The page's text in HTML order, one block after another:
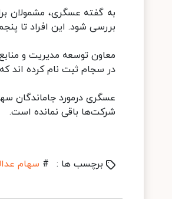
به گفته عسگری، مشمولان
بررسی شود. این افراد تا
در سجام ثبت نام کرده اند
عسگری درمورد جاماندگان
شرکت‌ها باقی نمانده است.
برچسب ها : # سهام